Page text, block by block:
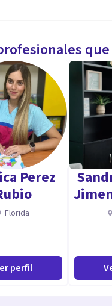
Perez
Florida
perfil